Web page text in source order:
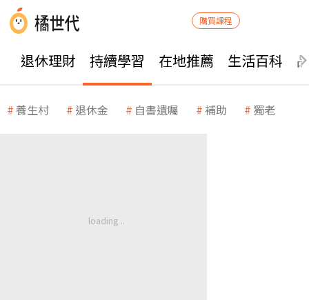
購買課程
退休理財 持續學習 在地推薦 生活百科
養生村 退休金 自書遺囑 補助 獨老